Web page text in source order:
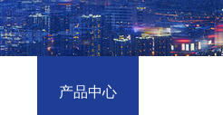
产品中心